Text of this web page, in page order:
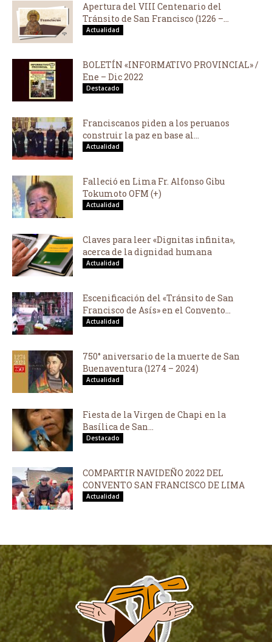
Apertura del VIII Centenario del
Tránsito de San Francisco (1226 –...
Actualidad
BOLETÍN «INFORMATIVO PROVINCIAL» /
Ene – Dic 2022
Destacado
Franciscanos piden a los peruanos
construir la paz en base al...
Actualidad
Falleció en Lima Fr. Alfonso Gibu
Tokumoto OFM (+)
Actualidad
Claves para leer «Dignitas infinita»,
acerca de la dignidad humana
Actualidad
Escenificación del «Tránsito de San
Francisco de Asís» en el Convento...
Actualidad
750° aniversario de la muerte de San
Buenaventura (1274 – 2024)
Actualidad
Fiesta de la Virgen de Chapi en la
Basílica de San...
Destacado
COMPARTIR NAVIDEÑO 2022 DEL
CONVENTO SAN FRANCISCO DE LIMA
Actualidad